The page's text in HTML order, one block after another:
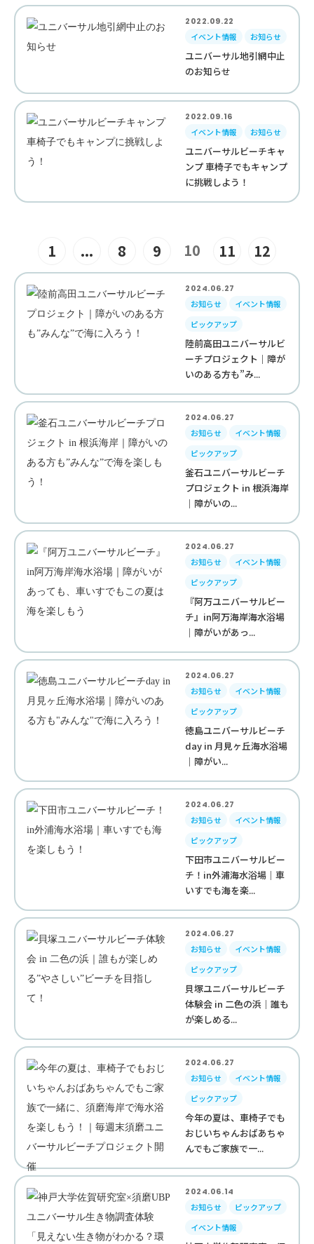
2022.09.22
イベント情報
お知らせ
ユニバーサル地引網中止
のお知らせ
2022.09.16
イベント情報
お知らせ
ユニバーサルビーチキャ
ンプ 車椅子でもキャンプ
に挑戦しよう！
1 ... 8 9 10 11 12
2024.06.27
お知らせ
イベント情報
ピックアップ
陸前高田ユニバーサルビ
ーチプロジェクト｜障が
いのある方も”み...
2024.06.27
お知らせ
イベント情報
ピックアップ
釜石ユニバーサルビーチ
プロジェクト in 根浜海岸
｜障がいの...
2024.06.27
お知らせ
イベント情報
ピックアップ
『阿万ユニバーサルビー
チ』in阿万海岸海水浴場
｜障がいがあっ...
2024.06.27
お知らせ
イベント情報
ピックアップ
徳島ユニバーサルビーチ
day in 月見ヶ丘海水浴場
｜障がい...
2024.06.27
お知らせ
イベント情報
ピックアップ
下田市ユニバーサルビー
チ！in外浦海水浴場｜車
いすでも海を楽...
2024.06.27
お知らせ
イベント情報
ピックアップ
貝塚ユニバーサルビーチ
体験会 in 二色の浜｜誰も
が楽しめる...
2024.06.27
お知らせ
イベント情報
ピックアップ
今年の夏は、車椅子でも
おじいちゃんおばあちゃ
んでもご家族で一...
2024.06.14
お知らせ
ピックアップ
イベント情報